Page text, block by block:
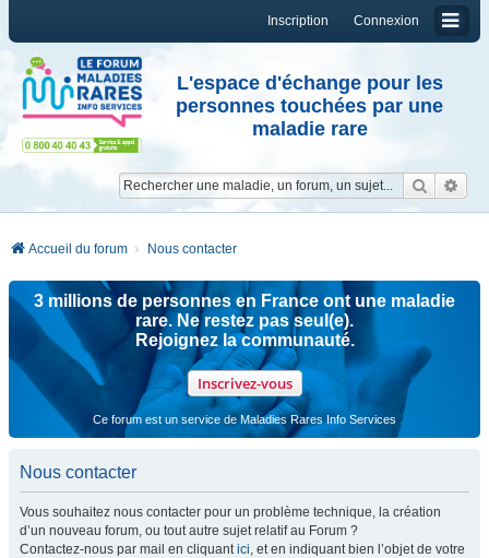
Connexion
Inscription
L'espace d'échange pour les
personnes touchées par une
maladie rare
Accueil du forum Nous contacter
3 millions de personnes en France ont une maladie
rare. Ne restez pas seul(e).
Rejoignez la communauté.
Inscrivez-vous
Ce forum est un service de Maladies Rares Info Services
Nous contacter
Vous souhaitez nous contacter pour un problème technique, la création
d’un nouveau forum, ou tout autre sujet relatif au Forum ?
Contactez-nous par mail en cliquantici, et en indiquant bien l’objet de votre